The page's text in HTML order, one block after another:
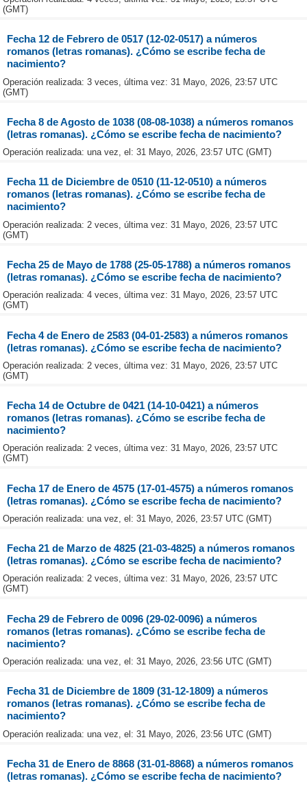
(GMT)
Fecha 12 de Febrero de 0517 (12-02-0517) a números
romanos (letras romanas). ¿Cómo se escribe fecha de
nacimiento?
Operación realizada: 3 veces, última vez: 31 Mayo, 2026, 23:57 UTC
(GMT)
Fecha 8 de Agosto de 1038 (08-08-1038) a números romanos
(letras romanas). ¿Cómo se escribe fecha de nacimiento?
Operación realizada: una vez, el: 31 Mayo, 2026, 23:57 UTC (GMT)
Fecha 11 de Diciembre de 0510 (11-12-0510) a números
romanos (letras romanas). ¿Cómo se escribe fecha de
nacimiento?
Operación realizada: 2 veces, última vez: 31 Mayo, 2026, 23:57 UTC
(GMT)
Fecha 25 de Mayo de 1788 (25-05-1788) a números romanos
(letras romanas). ¿Cómo se escribe fecha de nacimiento?
Operación realizada: 4 veces, última vez: 31 Mayo, 2026, 23:57 UTC
(GMT)
Fecha 4 de Enero de 2583 (04-01-2583) a números romanos
(letras romanas). ¿Cómo se escribe fecha de nacimiento?
Operación realizada: 2 veces, última vez: 31 Mayo, 2026, 23:57 UTC
(GMT)
Fecha 14 de Octubre de 0421 (14-10-0421) a números
romanos (letras romanas). ¿Cómo se escribe fecha de
nacimiento?
Operación realizada: 2 veces, última vez: 31 Mayo, 2026, 23:57 UTC
(GMT)
Fecha 17 de Enero de 4575 (17-01-4575) a números romanos
(letras romanas). ¿Cómo se escribe fecha de nacimiento?
Operación realizada: una vez, el: 31 Mayo, 2026, 23:57 UTC (GMT)
Fecha 21 de Marzo de 4825 (21-03-4825) a números romanos
(letras romanas). ¿Cómo se escribe fecha de nacimiento?
Operación realizada: 2 veces, última vez: 31 Mayo, 2026, 23:57 UTC
(GMT)
Fecha 29 de Febrero de 0096 (29-02-0096) a números
romanos (letras romanas). ¿Cómo se escribe fecha de
nacimiento?
Operación realizada: una vez, el: 31 Mayo, 2026, 23:56 UTC (GMT)
Fecha 31 de Diciembre de 1809 (31-12-1809) a números
romanos (letras romanas). ¿Cómo se escribe fecha de
nacimiento?
Operación realizada: una vez, el: 31 Mayo, 2026, 23:56 UTC (GMT)
Fecha 31 de Enero de 8868 (31-01-8868) a números romanos
(letras romanas). ¿Cómo se escribe fecha de nacimiento?